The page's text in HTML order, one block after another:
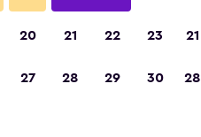
Ver precios
Ver precios
20 21 22 23
27 28 29 30
21
28